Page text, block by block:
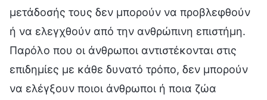
μετάδοσής τους δεν μπορούν να προβλεφθούν
ή να ελεγχθούν από την ανθρώπινη επιστήμη.
Παρόλο που οι άνθρωποι αντιστέκονται στις
επιδημίες με κάθε δυνατό τρόπο, δεν μπορούν
να ελέγξουν ποιοι άνθρωποι ή ποια ζώα